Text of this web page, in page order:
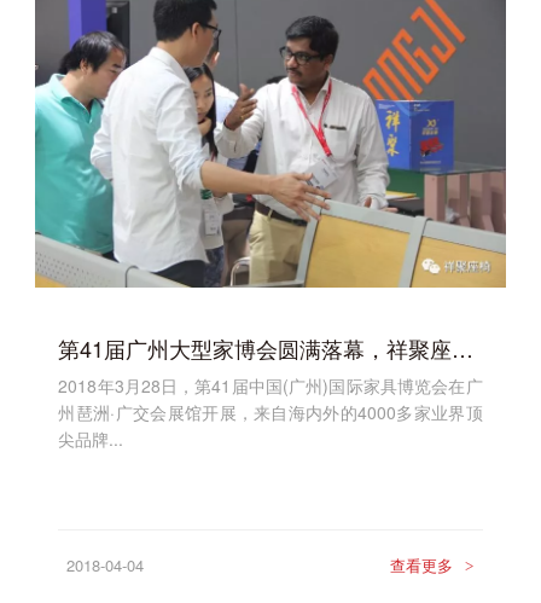
第41届广州大型家博会圆满落幕，祥聚座椅将聚力前行
2018年3月28日，第41届中国(广州)国际家具博览会在广
州琶洲·广交会展馆开展，来自海内外的4000多家业界顶
尖品牌...
2018-04-04 查看更多 >